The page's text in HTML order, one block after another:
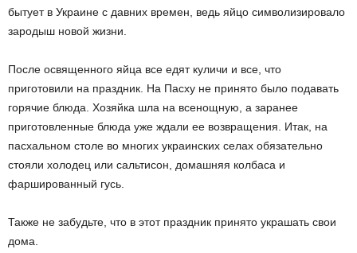
бытует в Украине с давних времен, ведь яйцо символизировало
зародыш новой жизни.
После освященного яйца все едят куличи и все, что
приготовили на праздник. На Пасху не принято было подавать
горячие блюда. Хозяйка шла на всенощную, а заранее
приготовленные блюда уже ждали ее возвращения. Итак, на
пасхальном столе во многих украинских селах обязательно
стояли холодец или сaльтисон, домашняя колбаса и
фаршированный гусь.
Также не забудьте, что в этот праздник принято украшать свои
дома.